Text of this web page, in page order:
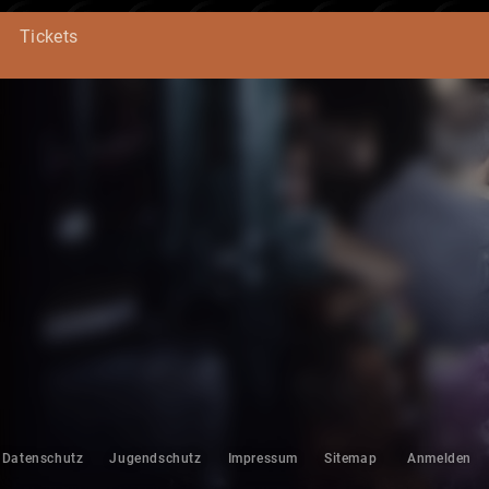
Tickets
Datenschutz Jugendschutz Impressum Sitemap Anmelden